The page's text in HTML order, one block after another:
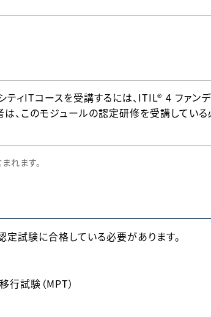
ティITコースを受講するには、ITIL® 4 ファン
、このモジュールの認定研修を受講している
れます。
試験に合格している必要があります。
行試験（MPT）